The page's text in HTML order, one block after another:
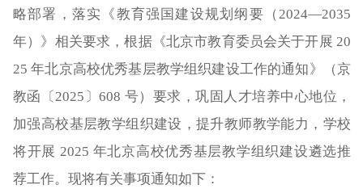
略部署，落实《教育强国建设规划纲要（2024—2035
年）》相关要求，根据《北京市教育委员会关于开展 20
25 年北京高校优秀基层教学组织建设工作的通知》（京
教函〔2025〕608 号）要求，巩固人才培养中心地位，
加强高校基层教学组织建设，提升教师教学能力，学校
将开展 2025 年北京高校优秀基层教学组织建设遴选推
荐工作。现将有关事项通知如下：